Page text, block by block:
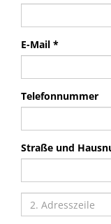
E-Mail *
Telefonnummer
Straße und